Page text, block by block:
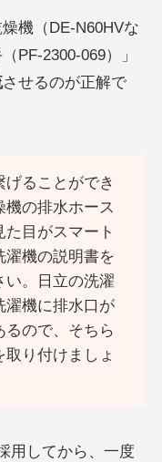
機（DE-N60HVな
PF-2300-069）」
させるのが正解で
ることができ
機の排水ホース
目がスマート
濯機の説明書を
い。日立の洗濯
濯機に排水口が
るので、そちら
り付けましょ
用してから、一度